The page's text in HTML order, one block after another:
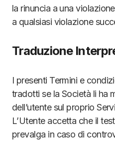
la rinuncia a una
a qualsiasi violazione
Traduzione
I presenti Termini e
tradotti se la Società li ha
dell’utente sul proprio
L’Utente accetta che il
prevalga in caso di